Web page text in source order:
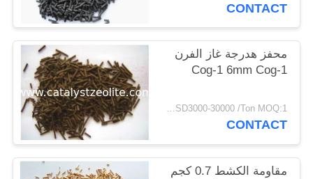
CONTACT
محفز هدرجة غاز الفرن
Cog-1 6mm Cog-1
USD3000-30000 /Ton MOQ:1 كغم
CONTACT
مقاومة الكشط 0.7 كجم